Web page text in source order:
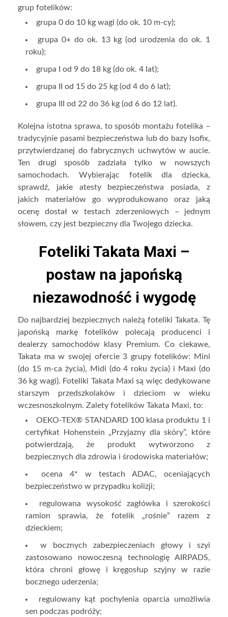
grup fotelików:
grupa 0 do 10 kg wagi (do ok. 10 m-cy);
grupa 0+ do ok. 13 kg (od urodzenia do ok. 1
roku);
grupa I od 9 do 18 kg (do ok. 4 lat);
grupa II od 15 do 25 kg (od 4 do 6 lat);
grupa III od 22 do 36 kg (od 6 do 12 lat).
Kolejna istotna sprawa, to sposób montażu fotelika –
tradycyjnie pasami bezpieczeństwa lub do bazy Isofix,
przytwierdzanej do fabrycznych uchwytów w aucie.
Ten drugi sposób zadziała tylko w nowszych
samochodach. Wybierając fotelik dla dziecka,
sprawdź, jakie atesty bezpieczeństwa posiada, z
jakich materiałów go wyprodukowano oraz jaką
ocenę dostał w testach zderzeniowych – jednym
słowem, czy jest bezpieczny dla Twojego dziecka.
Foteliki Takata Maxi –
postaw na japońską
niezawodność i wygodę
Do najbardziej bezpiecznych należą foteliki Takata. Tę
japońską markę fotelików polecają producenci i
dealerzy samochodów klasy Premium. Co ciekawe,
Takata ma w swojej ofercie 3 grupy fotelików: Mini
(do 15 m-ca życia), Midi (do 4 roku życia) i Maxi (do
36 kg wagi). Foteliki Takata Maxi są więc dedykowane
starszym przedszkolaków i dzieciom w wieku
wczesnoszkolnym. Zalety fotelików Takata Maxi, to:
OEKO-TEX® STANDARD 100 klasa produktu 1 i
certyfikat Hohenstein „Przyjazny dla skóry”, które
potwierdzają, że produkt wytworzono z
bezpiecznych dla zdrowia i środowiska materiałów;
ocena 4* w testach ADAC, oceniających
bezpieczeństwo w przypadku kolizji;
regulowana wysokość zagłówka i szerokości
ramion sprawia, że fotelik „rośnie” razem z
dzieckiem;
w bocznych zabezpieczeniach głowy i szyi
zastosowano nowoczesną technologię AIRPADS,
która chroni głowę i kręgosłup szyjny w razie
bocznego uderzenia;
regulowany kąt pochylenia oparcia umożliwia
sen podczas podróży;